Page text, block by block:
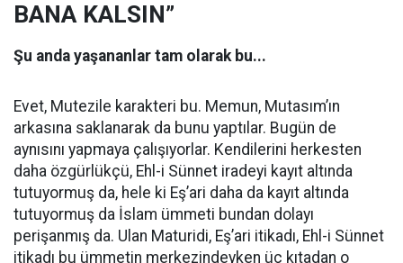
BANA KALSIN”
Şu anda yaşananlar tam olarak bu...
Evet, Mutezile karakteri bu. Memun, Mutasım’ın
arkasına saklanarak da bunu yaptılar. Bugün de
aynısını yapmaya çalışıyorlar. Kendilerini herkesten
daha özgürlükçü, Ehl-i Sünnet iradeyi kayıt altında
tutuyormuş da, hele ki Eş’ari daha da kayıt altında
tutuyormuş da İslam ümmeti bundan dolayı
perişanmış da. Ulan Maturidi, Eş’ari itikadı, Ehl-i Sünnet
itikadı bu ümmetin merkezindeyken üç kıtadan o